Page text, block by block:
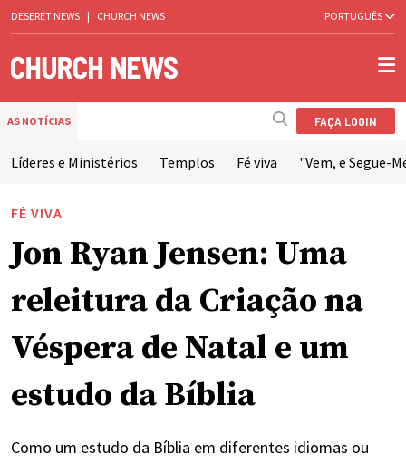
DESERET NEWS | CHURCH NEWS PORTUGUÊS
AS NOTÍCIAS FAÇA LOGIN
Líderes e Ministérios Templos Fé viva "Vem, e Segue-
FÉ VIVA
Jon Ryan Jensen: Uma
releitura da Criação na
Véspera de Natal e um
estudo da Bíblia
Como um estudo da Bíblia em diferentes idiomas ou